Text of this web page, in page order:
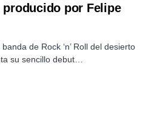
producido por Felipe
de Rock ‘n’ Roll del desierto
su sencillo debut…